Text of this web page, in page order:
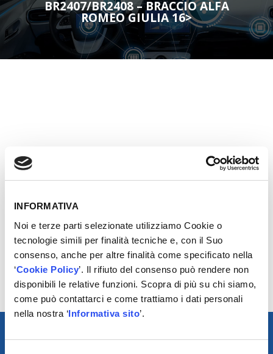
INFORMATIVA
Noi e terze parti selezionate utilizziamo Cookie o
tecnologie simili per finalità tecniche e, con il Suo
consenso, anche per altre finalità come specificato nella
‘Cookie Policy’. Il rifiuto del consenso può rendere non
disponibili le relative funzioni. Scopra di più su chi siamo,
come può contattarci e come trattiamo i dati personali
nella nostra ‘Informativa sito’.
BR2407/BR2408 – BRACCIO ALFA
ROMEO GIULIA 16>
OB offre una delle più ampie gamme di bracci della
sospensione e loro componenti tra cui boccole e snodi
mercato con oltre mille codici attivi per numerosissime
boccole originali brevettate da casa madre. Le cuffie
presentano la gomma a doppia gola per offrire migliori
prestazioni e maggiore durata. Questa coppia di bracci
in particolare rappresenta un’esclusiva sul mercato della
Original Birth.